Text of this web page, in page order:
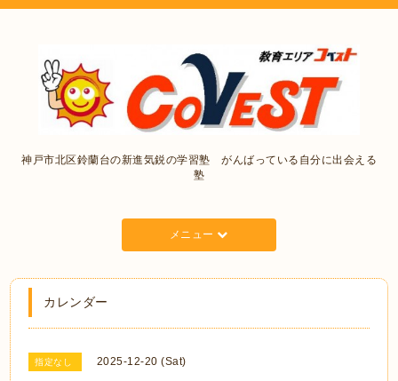
神戸市北区鈴蘭台の新進気鋭の学習塾 がんばっている自分に出会える
塾
メニュー
カレンダー
指定なし 2025-12-20 (Sat)